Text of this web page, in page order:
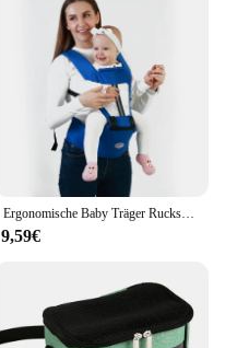
Ergonomische Baby Träger Rucksack Infant Baby Hipseat Träger Vorne Ergonomische Känguru Baby Wrap Sling Reise Rucksack
9,59€